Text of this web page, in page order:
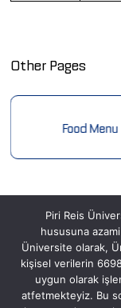
Other Pages
Food Menu
Piri Reis
hususuna
Üniversite olarak,
kişisel verilerin 6698
uygun olarak
atfetmekteyiz. Bu